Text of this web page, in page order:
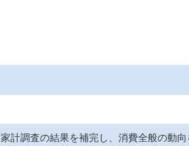
計調査の結果を補完し、消費全般の動